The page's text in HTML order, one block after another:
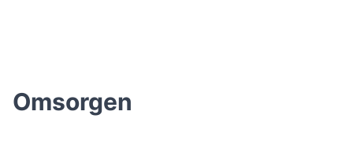
Omsorgen